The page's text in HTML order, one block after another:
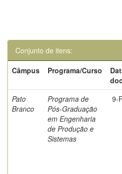
Conjunto de itens:
Câmpus
Programa/Curso
Pato
Branco
Programa de
Pós-Graduação
em Engenharia
de Produção e
Sistemas
9-